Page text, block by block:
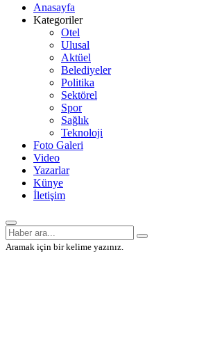
Anasayfa
Kategoriler
Otel
Ulusal
Aktüel
Belediyeler
Politika
Sektörel
Spor
Sağlık
Teknoloji
Foto Galeri
Video
Yazarlar
Künye
İletişim
Aramak için bir kelime yazınız.